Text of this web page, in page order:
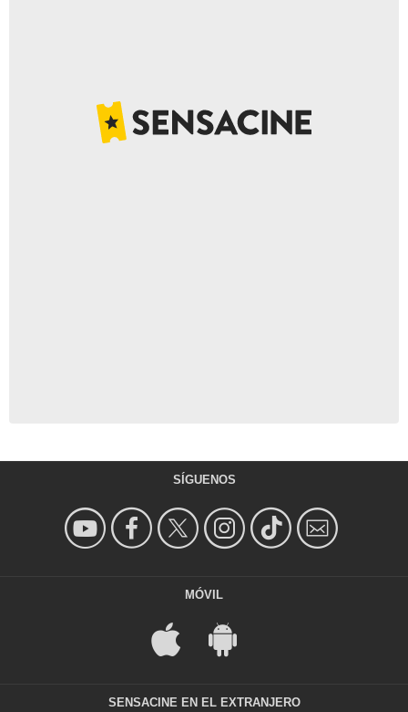
SÍGUENOS
MÓVIL
SENSACINE EN EL EXTRANJERO